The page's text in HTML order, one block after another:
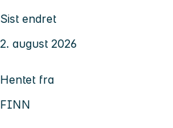
Sist endret
2. august 2026
Hentet fra
FINN